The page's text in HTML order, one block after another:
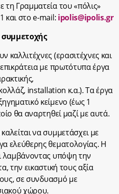
Γραμματεία του «πόλις»
και στο e-mail: ipolis@ipolis.gr
συμμετοχής
καλλιτέχνες (ερασιτέχνες και
με πρωτότυπα έργα
installation κ.α.). Τα έργα
κείμενο (έως 1
θα αναρτηθεί μαζί με αυτά.
να συμμετάσχει με
ελεύθερης θεματολογίας. Η
λαμβάνοντας υπόψη την
την εικαστική τους αξία
σε συνδυασμό με
χώρου.